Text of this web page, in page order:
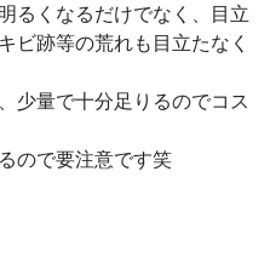
るくなるだけでなく、目立
ビ跡等の荒れも目立たなく
少量で十分足りるのでコス
ので要注意です笑